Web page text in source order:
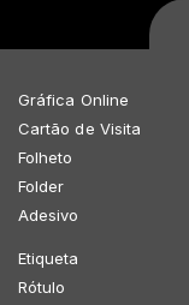
Gráfica Online
Cartão de Visita
Folheto
Folder
Adesivo
Etiqueta
Rótulo